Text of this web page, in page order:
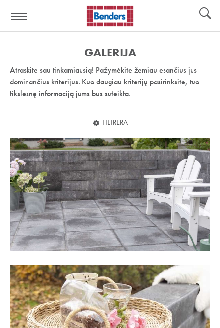
nuoroda:
GALERIJA
Atraskite sau tinkamiausią! Pažymėkite žemiau esančius jus
dominančius kriterijus. Kuo daugiau kriterijų pasirinksite, tuo
tikslesnę informaciją jums bus suteikta.
FILTRERA